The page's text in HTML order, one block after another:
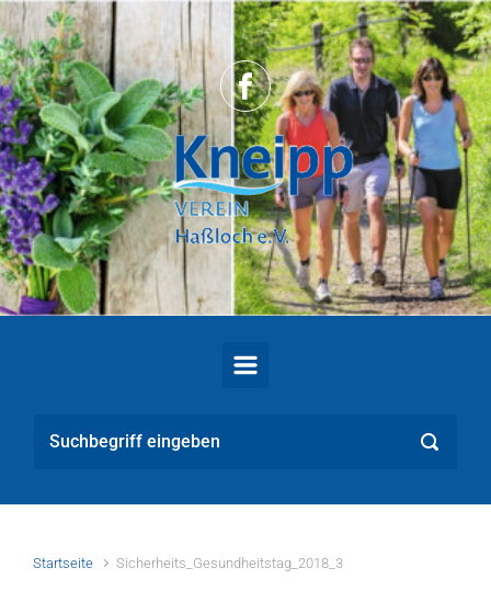
Zum Hauptinhalt springen
Startseite Sicherheits_Gesundheitstag_2018_3